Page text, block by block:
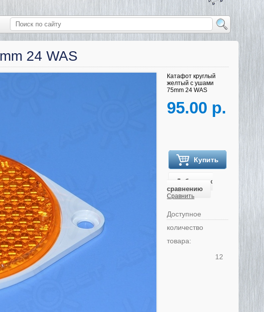
24 WAS
Катафот круглый
желтый с ушами
75mm 24 WAS
95.00 р.
Купить
Добавить к
сравнению
Сравнить
Доступное
количество
товара:
12